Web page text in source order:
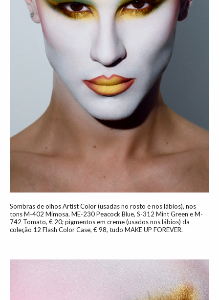
Sombras de olhos Artist Color (usadas no rosto e nos lábios), nos
tons M-402 Mimosa, ME-230 Peacock Blue, S-312 Mint Green e M-
742 Tomato, € 20; pigmentos em creme (usados nos lábios) da
coleção 12 Flash Color Case, € 98, tudo MAKE UP FOREVER.